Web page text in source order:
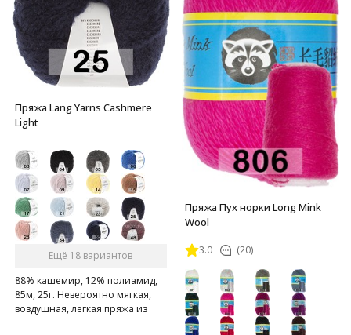
Пряжа Lang Yarns Cashmere
Light
Ещё 18 вариантов
88% кашемир, 12% полиамид,
85м, 25г. Невероятно мягкая,
воздушная, легкая пряжа из
Пряжа Пух норки Long Mink
Wool
3.0 (20)